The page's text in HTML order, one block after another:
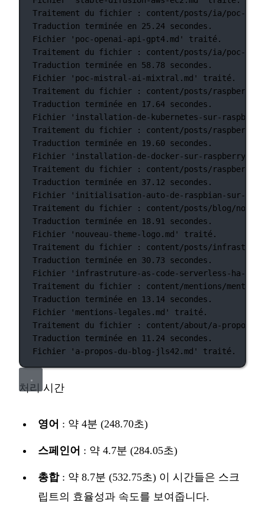
Traitement
du fichier :
content/posts/ia/poc-
Traduction
terminée en 25.24 secondes.
Fichier
'poc-openai-api-gpt4.md'
traité.
Traitement
du fichier :
content/posts/ia/poc-
Traduction
terminée en 58.78 secondes.
Fichier
'poc-mistral-ai-mixtral.md'
traité.
Traitement
du fichier :
content/posts/
Traduction
terminée en 17.64 secondes.
Fichier
'installation-de-kubernetes-sur-
Traitement
du fichier :
content/posts/
Traduction
terminée en 19.60 secondes.
Fichier
'installation-de-docker-sur-raspberry-
Traitement
du fichier :
content/posts/
Traduction
terminée en 37.12
secondes.
Fichier
'initialisation-auto-de-raspbian-sur-
Traitement
du fichier :
content/posts/blog/
Traduction
terminée en 18.91
secondes.
Fichier
'nouveau-theme-logo.md'
traité.
Traitement
du fichier :
content/posts/
Traduction
terminée en 30.73
secondes.
Fichier
'infrastruture-as-code-serverless-ha-
Traitement
du fichier :
content/mentions/
Traduction
terminée en 13.14 secondes.
Fichier
'mentions-legales.md'
traité.
Traitement
du fichier :
content/about/a-propos-
Traduction
terminée en 11.24 secondes.
Fichier
'a-propos-du-blog-jls42.md' traité.
처리 시간
영어 : 약 4분 (248.70초)
스페인어 : 약 4.7분 (284.05초)
총합: 약 8.7분 (532.75초) 이 시간들은 스크
립트의 효율성과 속도를 보여줍니다.